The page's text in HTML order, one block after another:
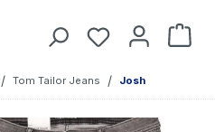
Du hast 0
/ Tom Tailor Jeans / Josh